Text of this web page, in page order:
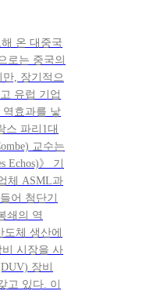
온 대중국
로는 중국의
, 장기적으
유럽 기업
역효과를 낳
스 파리1대
교수는
Echos)》 기
체 ASML과
어 첨단기
쇄의 역
체 생산에
시장을 사
장비
고 있다. 이